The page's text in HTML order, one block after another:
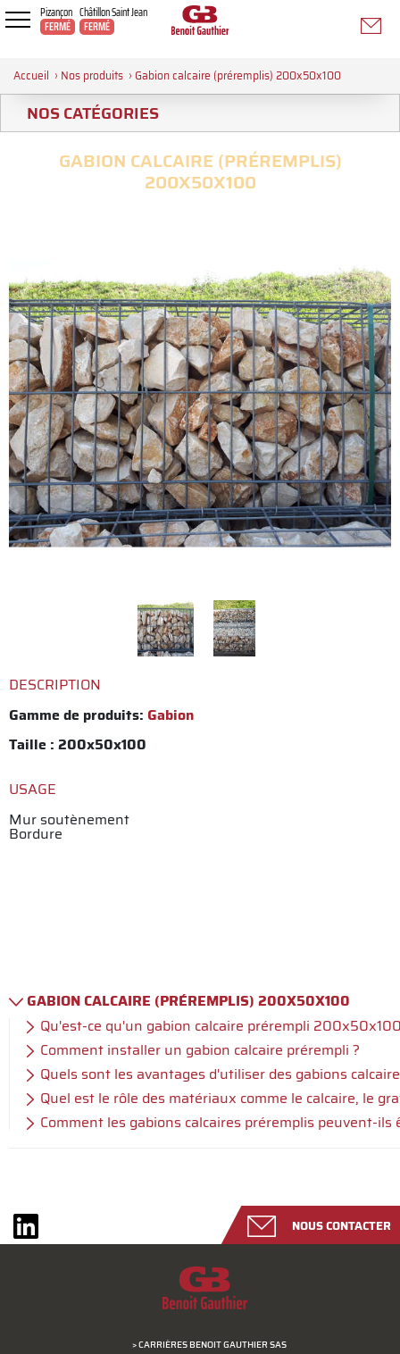
Pizançon
FERMÉ
Châtillon Saint Jean
FERMÉ
Accueil › Nos produits › Gabion calcaire (préremplis) 200x50x100
NOS CATÉGORIES
GABION CALCAIRE (PRÉREMPLIS)
200X50X100
DESCRIPTION
Gamme de produits: Gabion
Taille : 200x50x100
USAGE
Mur soutènement
Bordure
GABION CALCAIRE (PRÉREMPLIS) 200X50X100
Qu'est-ce qu'un gabion calcaire prérempli
Comment installer un gabion calcaire prérempli ?
Quels sont les avantages d'utiliser des gabions
Quel est le rôle des matériaux comme le calcaire, le
Comment les gabions calcaires préremplis peuvent-
NOUS CONTACTER
> CARRIÈRES BENOIT GAUTHIER SAS